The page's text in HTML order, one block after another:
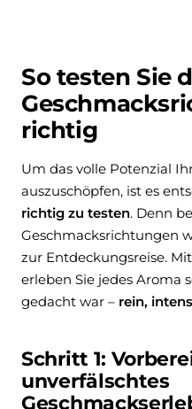
So testen Sie
richtig
Um das volle Potenzial
auszuschöpfen, ist es
richtig zu testen. Denn
Geschmacksrichtungen
zur Entdeckungsreise.
erleben Sie jedes Aroma
gedacht war – rein,
Schritt 1:
unverfälschtes